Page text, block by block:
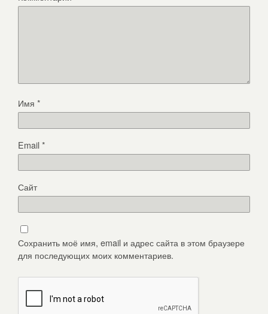
Имя *
Email*
Сайт
Сохранить моё имя, email и адрес сайта в этом браузере
для последующих моих комментариев.